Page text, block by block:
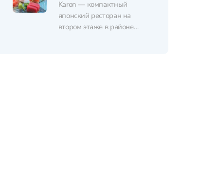
такое по-настоящему
свежая и отборная рыба из
самой Японии. Заведение...
Karon — компактный
японский ресторан на
втором этаже в районе